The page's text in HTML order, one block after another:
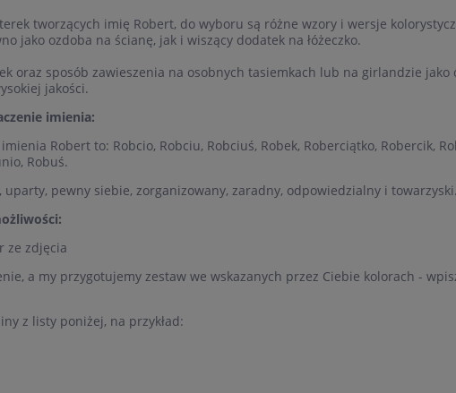
tworzących imię Robert, do wyboru są różne wzory i wersje
jako ozdoba na ścianę, jak i wiszący dodatek na łóżeczko.
oraz sposób zawieszenia na osobnych tasiemkach lub na girlandzie jako
jakości.
imienia:
Robert to: Robcio, Robciu, Robciuś, Robek, Roberciątko, Robercik,
Robuś.
uparty, pewny siebie, zorganizowany, zaradny, odpowiedzialny i towarzyski.
ze zdjęcia
a my przygotujemy zestaw we wskazanych przez Ciebie kolorach -
z listy poniżej, na przykład: